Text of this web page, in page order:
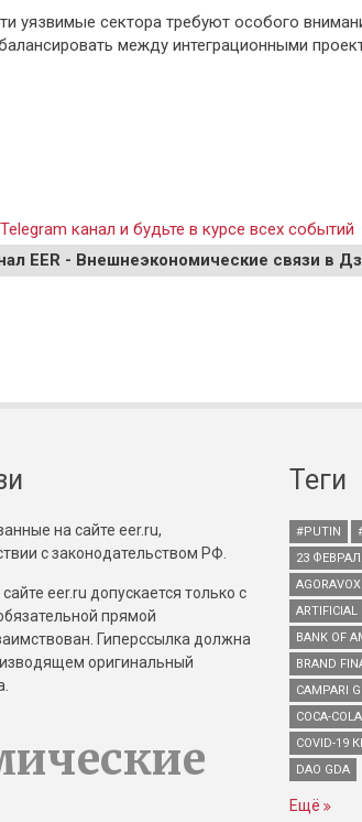
уязвимые сектора требуют особого
между интеграционными
канал и будьте в курсе всех событий
EER - Внешнеэкономические связи в
на сайте eer.ru,
с законодательством РФ.
eer.ru допускается только с
прямой
Гиперссылка должна
оригинальный
Теги
#PUTIN
23
AGORAVOX
ARTIFICIAL
BANK OF
BRAND
CAMPARI
COCA-COLA
COVID-
DAO GDA
Ещё